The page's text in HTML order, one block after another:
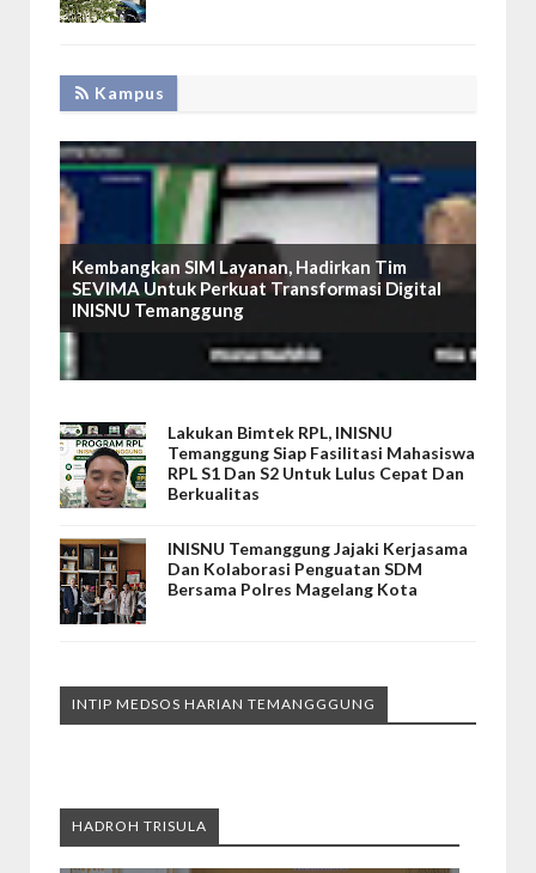
Kampus
Kembangkan SIM Layanan, Hadirkan Tim
SEVIMA Untuk Perkuat Transformasi Digital
INISNU Temanggung
Lakukan Bimtek RPL, INISNU
Temanggung Siap Fasilitasi Mahasiswa
RPL S1 Dan S2 Untuk Lulus Cepat Dan
Berkualitas
INISNU Temanggung Jajaki Kerjasama
Dan Kolaborasi Penguatan SDM
Bersama Polres Magelang Kota
INTIP MEDSOS HARIAN TEMANGGGUNG
HADROH TRISULA